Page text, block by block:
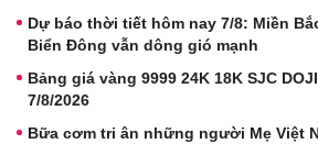
Dự báo thời tiết hôm nay 7/8: Miền
Biển Đông vẫn dông gió mạnh
Bảng giá vàng 9999 24K 18K SJC
7/8/2026
Bữa cơm tri ân những người Mẹ Việt